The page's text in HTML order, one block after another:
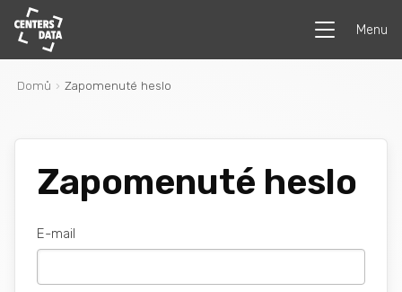
Menu
Domů Zapomenuté heslo
Zapomenuté heslo
E-mail